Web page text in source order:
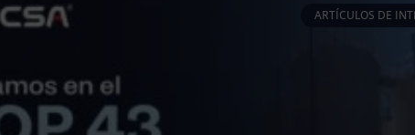
ARTÍCULOS DE